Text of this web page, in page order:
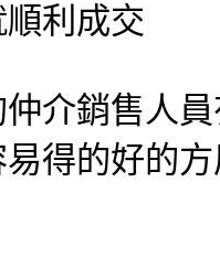
利成交
介銷售人
得的好的